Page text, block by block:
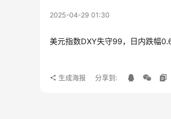
2025-04-29 01:30
美元指数DXY失守99，日内跌幅
生成海报 分享到: